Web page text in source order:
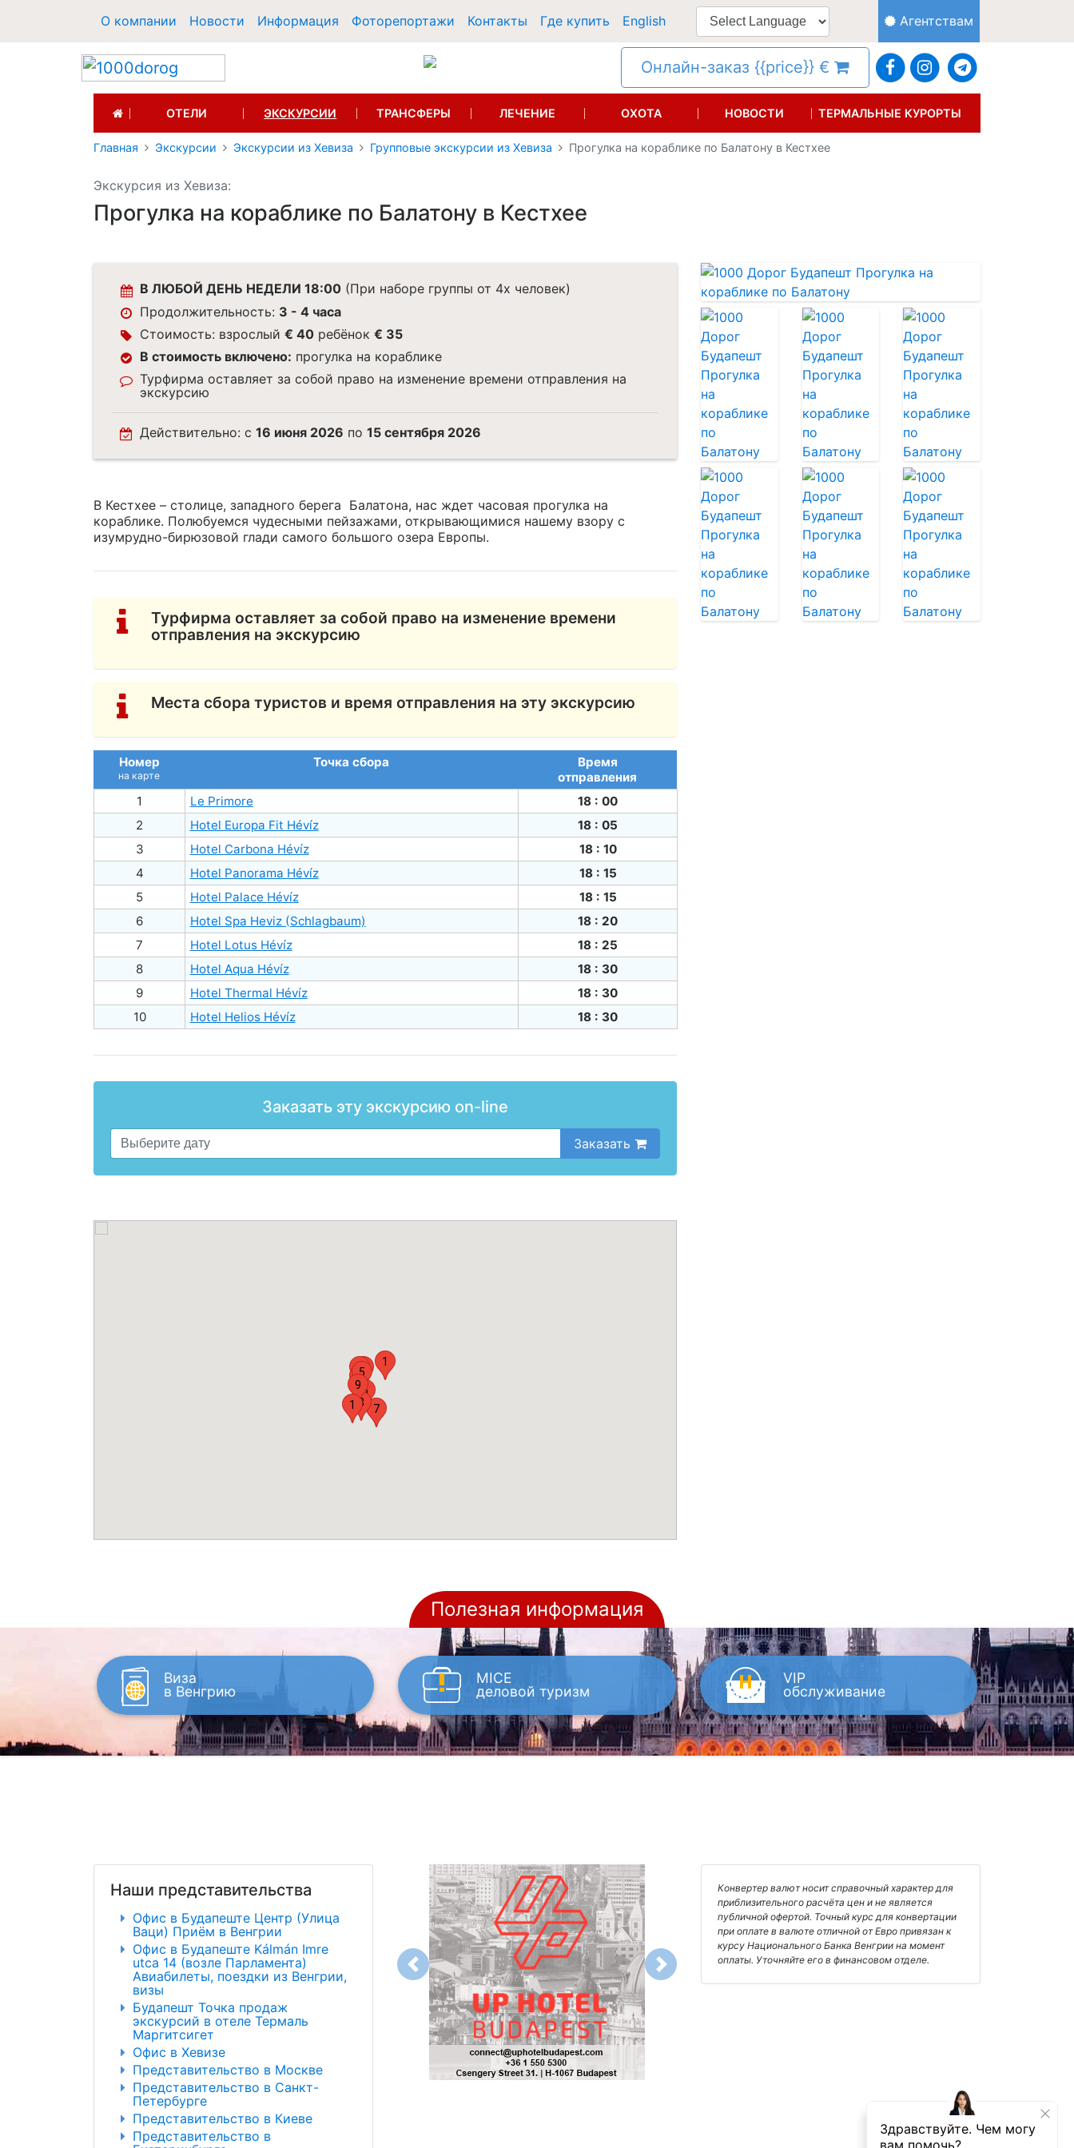
О компании Новости Информация Фоторепортажи Контакты Где купить English Агентствам
Онлайн-заказ {{price}} €
(CURRENT)ОТЕЛИ ЭКСКУРСИИ ТРАНСФЕРЫ ЛЕЧЕНИЕ ОХОТА НОВОСТИ ТЕРМАЛЬНЫЕ КУРОРТЫ
Главная Экскурсии Экскурсии из Хевиза Групповые экскурсии из Хевиза Прогулка на кораблике по Балатону в Кестхее
Экскурсия из Хевиза:
Прогулка на кораблике по Балатону в Кестхее
В ЛЮБОЙ ДЕНЬ НЕДЕЛИ 18:00 (При наборе группы от 4х человек)
Продолжительность: 3 - 4 часа
Стоимость: взрослый€ 40 ребёнок€ 35
В стоимость включено: прогулка на кораблике
Турфирма оставляет за собой право на изменение времени отправления на
экскурсию
Действительно: с16 июня 2026 по15 сентября 2026
В Кестхее – столице, западного берега Балатона, нас ждет часовая прогулка на
кораблике. Полюбуемся чудесными пейзажами, открывающимися нашему взору с
изумрудно-бирюзовой глади самого большого озера Европы.
Турфирма оставляет за собой право на изменение времени
отправления на экскурсию
Места сбора туристов и время отправления на эту экскурсию
Номер
на карте
Точка сбора
Время
отправления
1
Le Primore
18 : 00
2
Hotel Europa Fit Hévíz
18 : 05
3
Hotel Carbona Hévíz
18 : 10
4
Hotel Panorama Hévíz
18 : 15
5
Hotel Palace Hévíz
18 : 15
6
Hotel Spa Heviz (Schlagbaum)
18 : 20
7
Hotel Lotus Hévíz
18 : 25
8
Hotel Aqua Hévíz
18 : 30
9
Hotel Thermal Hévíz
18 : 30
10
Hotel Helios Hévíz 18 : 30
Заказать эту экскурсию on-line
Заказать
1
2
3
45
6
7
8
9
1
Полезная информация
Виза
в Венгрию
MICE
деловой туризм
VIP
обслуживание
Наши представительства
Офис в Будапеште Центр (Улица
Ваци) Приём в Венгрии
Офис в Будапеште Kálmán Imre
utca 14 (возле Парламента)
Авиабилеты, поездки из Венгрии,
визы
Будапешт Точка продаж
экскурсий в отеле Термаль
Маргитсигет
Офис в Хевизе
Представительство в Москве
Представительство в Санкт-
Петербурге
Представительство в Киеве
Представительство в
Previous Next
Конвертер валют носит справочный характер для
приблизительного расчёта цен и не является
публичной офертой. Точный курс для конвертации
при оплате в валюте отличной от Евро привязан к
курсу Национального Банка Венгрии на момент
оплаты. Уточняйте его в финансовом отделе.